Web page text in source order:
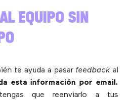
EQUIPO SIN
te ayuda a pasar feedback al
esta información por email.
que reenviarlo a tus